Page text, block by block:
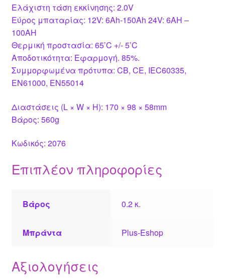
Ελάχιστη τάση εκκίνησης: 2.0V
Εύρος μπαταρίας: 12V: 6Ah-150Ah 24V: 6AH –
100AH
Θερμική προστασία: 65’C +/- 5’C
Αποδοτικότητα: Εφαρμογή. 85%.
Συμμορφωμένα πρότυπα: CB, CE, IEC60335,
EN61000, EN55014
Διαστάσεις (L × W × H): 170 × 98 × 58mm
Βάρος: 560g
Κωδικός: 2076
Επιπλέον πληροφορίες
Βάρος 0.2 κ.
Μπράντα Plus-Eshop
Αξιολογήσεις